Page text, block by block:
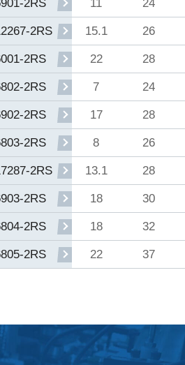
2RS 11 24
2RS 15.1 26
2RS 22 28
2RS 7 24
2RS 17 28
2RS 8 26
2RS 13.1 28
2RS 18 30
2RS 18 32
2RS 22 37